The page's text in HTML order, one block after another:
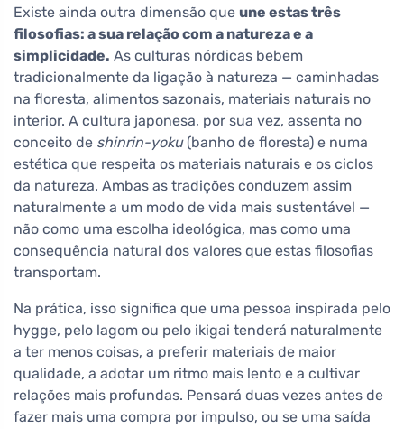
Existe ainda outra dimensão que une estas três
filosofias: a sua relação com a natureza e a
simplicidade. As culturas nórdicas bebem
tradicionalmente da ligação à natureza — caminhadas
na floresta, alimentos sazonais, materiais naturais no
interior. A cultura japonesa, por sua vez, assenta no
conceito de shinrin-yoku(banho de floresta) e numa
estética que respeita os materiais naturais e os ciclos
da natureza. Ambas as tradições conduzem assim
naturalmente a um modo de vida mais sustentável —
não como uma escolha ideológica, mas como uma
consequência natural dos valores que estas filosofias
transportam.
Na prática, isso significa que uma pessoa inspirada pelo
hygge, pelo lagom ou pelo ikigai tenderá naturalmente
a ter menos coisas, a preferir materiais de maior
qualidade, a adotar um ritmo mais lento e a cultivar
relações mais profundas. Pensará duas vezes antes de
fazer mais uma compra por impulso, ou se uma saída